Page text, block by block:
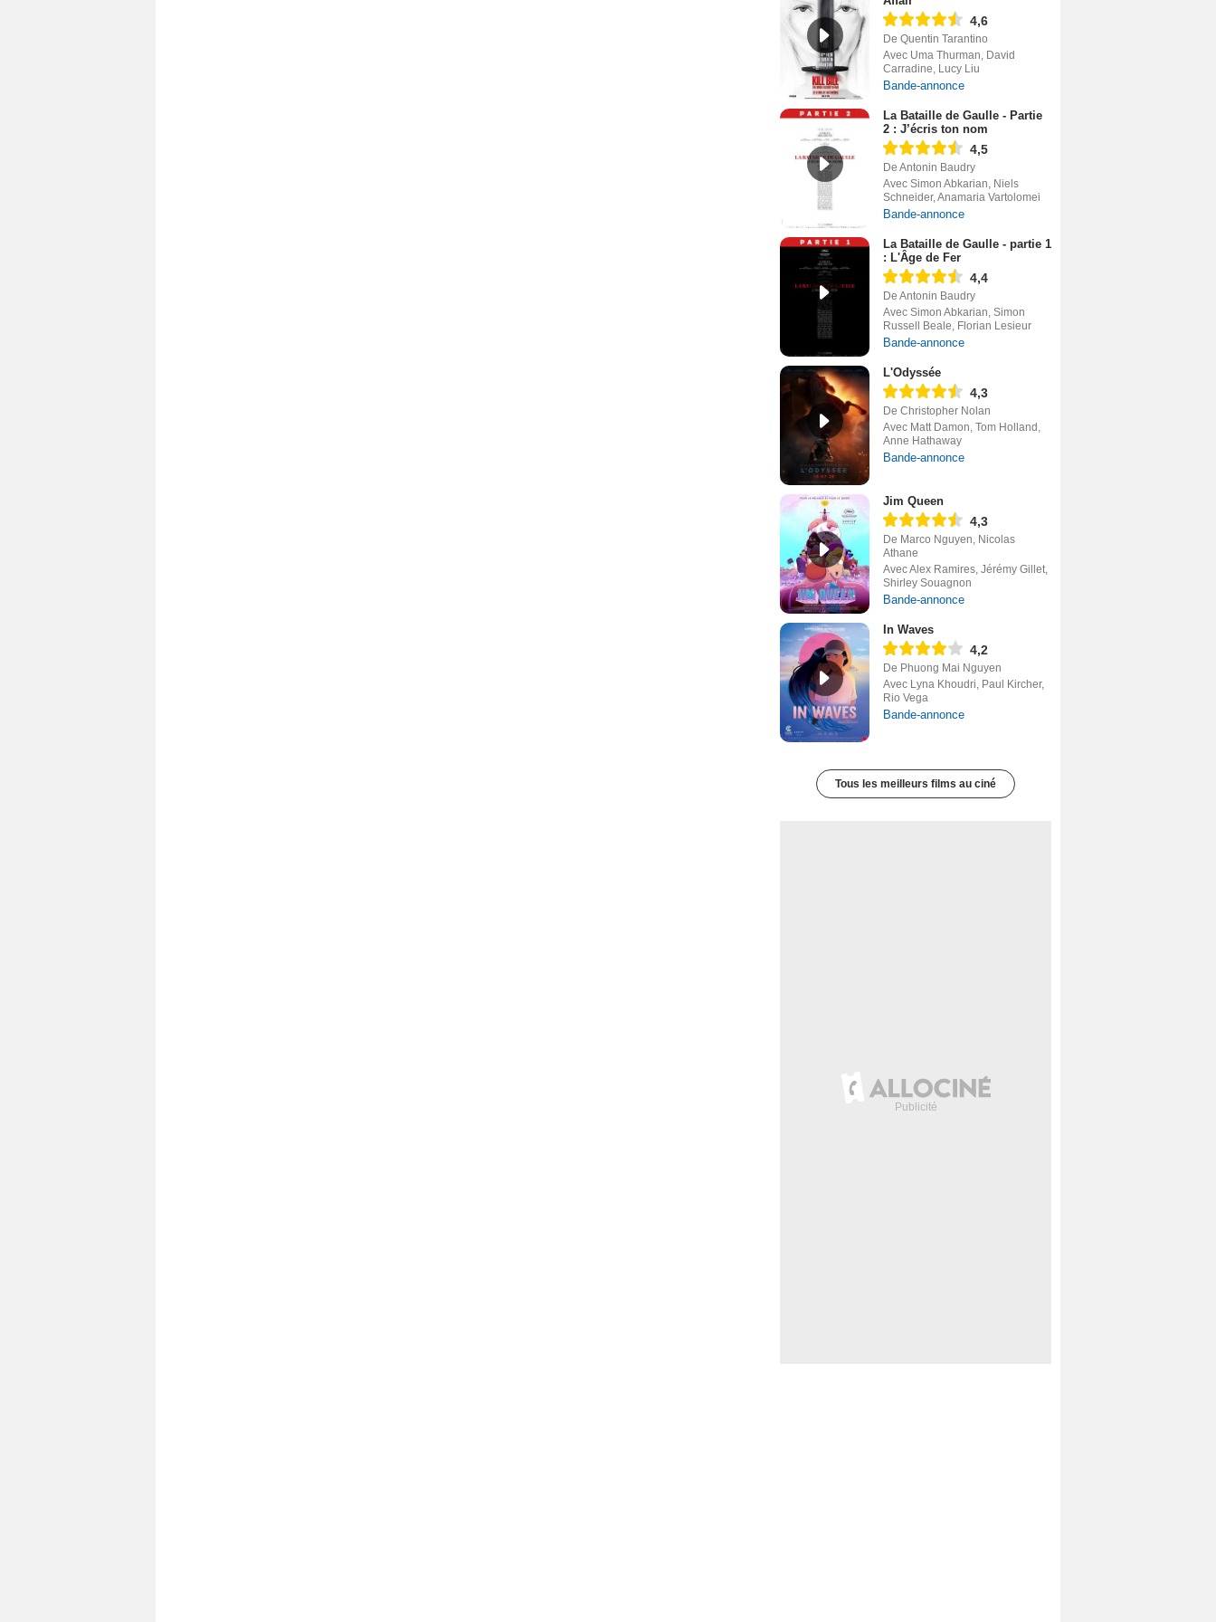
4,6
De Quentin Tarantino
Avec Uma Thurman, David
Carradine, Lucy Liu
Bande-annonce
La Bataille de Gaulle - Partie
2 : J’écris ton nom
4,5
De Antonin Baudry
Avec Simon Abkarian, Niels
Schneider, Anamaria Vartolomei
Bande-annonce
La Bataille de Gaulle - partie 1
: L'Âge de Fer
4,4
De Antonin Baudry
Avec Simon Abkarian, Simon
Russell Beale, Florian Lesieur
Bande-annonce
L'Odyssée
4,3
De Christopher Nolan
Avec Matt Damon, Tom Holland,
Anne Hathaway
Bande-annonce
Jim Queen
4,3
De Marco Nguyen, Nicolas
Athane
Avec Alex Ramires, Jérémy Gillet,
Shirley Souagnon
Bande-annonce
In Waves
4,2
De Phuong Mai Nguyen
Avec Lyna Khoudri, Paul Kircher,
Rio Vega
Bande-annonce
Tous les meilleurs films au ciné